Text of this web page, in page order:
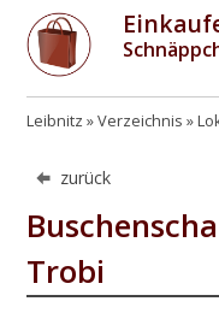
Leibnitz Verzeichnis
zurück
Trobi